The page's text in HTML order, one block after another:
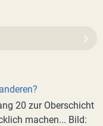
20 zur Oberschicht
machen... Bild: